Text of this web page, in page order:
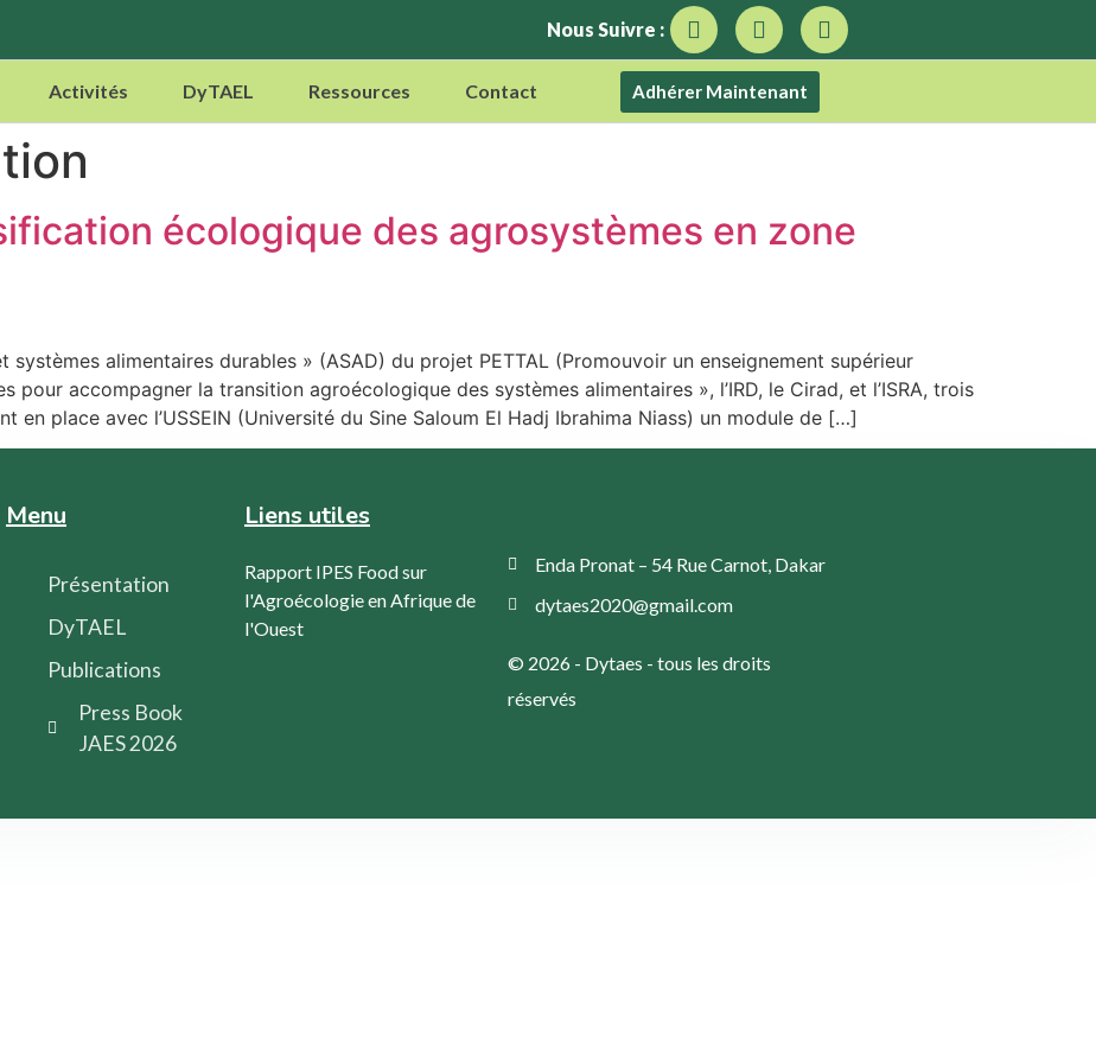
Nous Suivre :
Activités DyTAEL Ressources Contact Adhérer Maintenant
écologique des agrosystèmes en zone
alimentaires durables » (ASAD) du projet PETTAL (Promouvoir un enseignement supérieur
pour accompagner la transition agroécologique des systèmes alimentaires », l’IRD, le Cirad, et l’ISRA, trois
en place avec l’USSEIN (Université du Sine Saloum El Hadj Ibrahima Niass) un module de […]
Menu
Présentation
DyTAEL
Publications
Press Book
JAES 2026
Liens utiles
Rapport IPES Food sur
l'Agroécologie en Afrique de
l'Ouest
Enda Pronat – 54 Rue Carnot, Dakar
dytaes2020@gmail.com
© 2026 - Dytaes - tous les droits
réservés